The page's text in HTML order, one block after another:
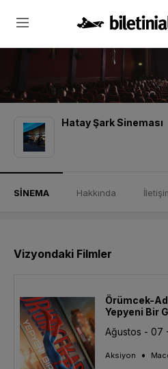
Hatay Şark Sineması
SİNEMA Hakkında
Vizyondaki Filmler
Örümcek-
Yepyeni Bir
Aksiyon •